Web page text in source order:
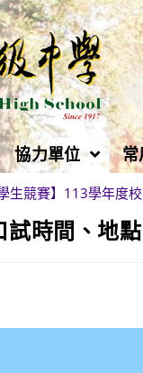
協力單位 常
學生競賽】113學年度
試時間、地